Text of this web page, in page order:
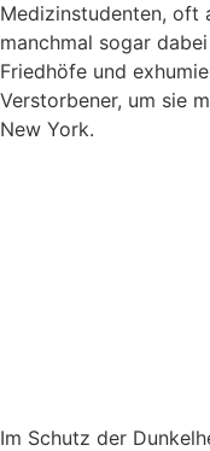
Medizinstudenten, oft
manchmal sogar
Friedhöfe und
Verstorbener, um sie
New York.
Im Schutz der